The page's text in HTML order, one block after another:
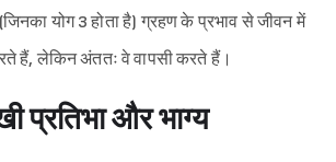
Sign in
योग 3 होता है) ग्रहण के प्रभाव से जीवन में
हैं, लेकिन अंततः वे वापसी करते हैं।
प्रतिभा और भाग्य